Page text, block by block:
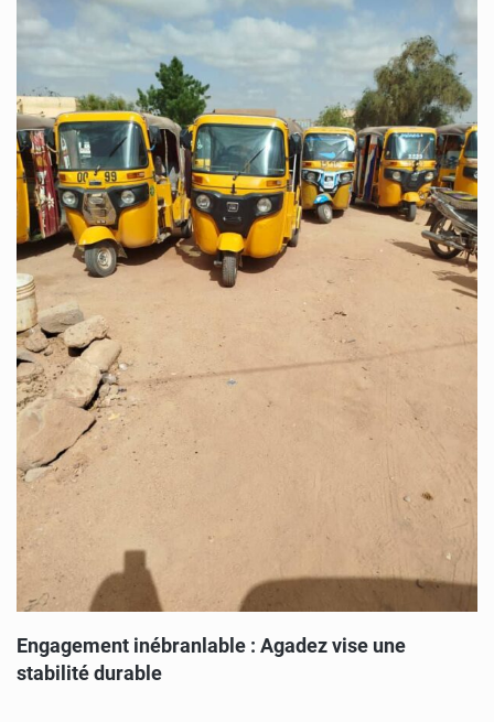
Engagement inébranlable : Agadez vise une
stabilité durable